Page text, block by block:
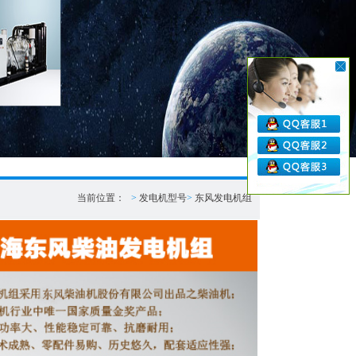
当前位置： > 发电机型号> 东风发电机组